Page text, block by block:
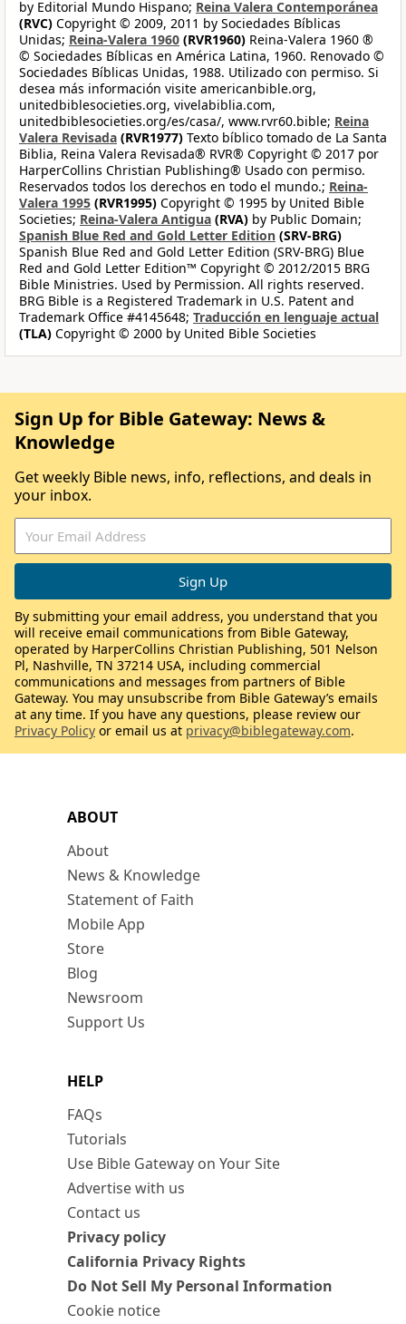
by Editorial Mundo Hispano; Reina Valera Contemporánea
(RVC) Copyright © 2009, 2011 by Sociedades Bíblicas
Unidas; Reina-Valera 1960 (RVR1960) Reina-Valera 1960 ®
© Sociedades Bíblicas en América Latina, 1960. Renovado ©
Sociedades Bíblicas Unidas, 1988. Utilizado con permiso. Si
desea más información visite americanbible.org,
unitedbiblesocieties.org, vivelabiblia.com,
unitedbiblesocieties.org/es/casa/, www.rvr60.bible; Reina
Valera Revisada (RVR1977) Texto bíblico tomado de La Santa
Biblia, Reina Valera Revisada® RVR® Copyright © 2017 por
HarperCollins Christian Publishing® Usado con permiso.
Reservados todos los derechos en todo el mundo.; Reina-
Valera 1995 (RVR1995) Copyright © 1995 by United Bible
Societies; Reina-Valera Antigua (RVA) by Public Domain;
Spanish Blue Red and Gold Letter Edition (SRV-BRG)
Spanish Blue Red and Gold Letter Edition (SRV-BRG) Blue
Red and Gold Letter Edition™ Copyright © 2012/2015 BRG
Bible Ministries. Used by Permission. All rights reserved.
BRG Bible is a Registered Trademark in U.S. Patent and
Trademark Office #4145648; Traducción en lenguaje actual
(TLA) Copyright © 2000 by United Bible Societies
ABOUT
About
News & Knowledge
Statement of Faith
Mobile App
Store
Blog
Newsroom
Support Us
HELP
FAQs
Tutorials
Use Bible Gateway on Your Site
Advertise with us
Contact us
Privacy policy
California Privacy Rights
Do Not Sell My Personal Information
Cookie notice
Sign Up for Bible Gateway: News &
Knowledge
Get weekly Bible news, info, reflections, and deals in
your inbox.
By submitting your email address, you understand that you
will receive email communications from Bible Gateway,
operated by HarperCollins Christian Publishing, 501 Nelson
Pl, Nashville, TN 37214 USA, including commercial
communications and messages from partners of Bible
Gateway. You may unsubscribe from Bible Gateway’s emails
at any time. If you have any questions, please review our
Privacy Policy or email us at privacy@biblegateway.com.